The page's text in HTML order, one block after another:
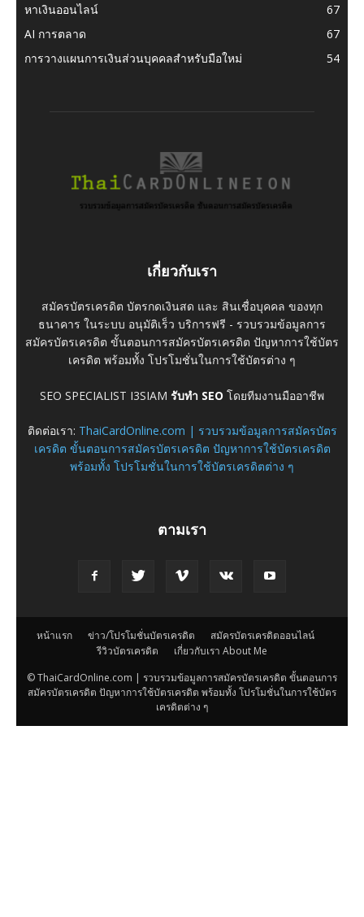
หาเงินออนไลน์
67
AI การตลาด
67
การวางแผนการเงินส่วนบุคคลสำหรับมือใหม่
54
เกี่ยวกับเรา
สมัครบัตรเครดิต บัตรกดเงินสด และ สินเชื่อบุคคล ของทุก
ธนาคาร ในระบบ อนุมัติเร็ว บริการฟรี - รวบรวมข้อมูลการ
สมัครบัตรเครดิต ขั้นตอนการสมัครบัตรเครดิต ปัญหาการใช้บัตร
เครดิต พร้อมทั้ง โปรโมชั่นในการใช้บัตรต่าง ๆ
SEO SPECIALIST I3SIAM รับทำ SEO โดยทีมงานมืออาชีพ
ติดต่อเรา: ThaiCardOnline.com | รวบรวมข้อมูลการสมัครบัตร
เครดิต ขั้นตอนการสมัครบัตรเครดิต ปัญหาการใช้บัตรเครดิต
พร้อมทั้ง โปรโมชั่นในการใช้บัตรเครดิตต่าง ๆ
ตามเรา
หน้าแรก ข่าว/โปรโมชั่นบัตรเครดิต
สมัครบัตรเครดิตออนไลน์
รีวิวบัตรเครดิต
เกี่ยวกับเรา About Me
© ThaiCardOnline.com | รวบรวมข้อมูลการสมัครบัตรเครดิต ขั้นตอนการ
สมัครบัตรเครดิต ปัญหาการใช้บัตรเครดิต พร้อมทั้ง โปรโมชั่นในการใช้บัตร
เครดิตต่าง ๆ